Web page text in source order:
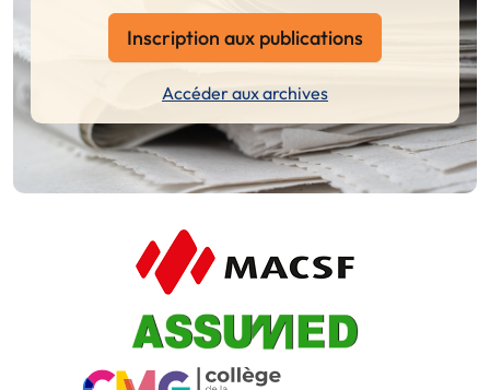
Inscription aux publications
Accéder aux archives